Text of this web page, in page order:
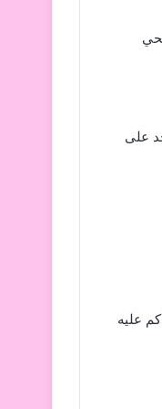
على
عليه